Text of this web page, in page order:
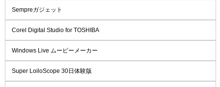
Sempreガジェット
Corel Digital Studio for TOSHIBA
Windows Live ムービーメーカー
Super LoiloScope 30日体験版